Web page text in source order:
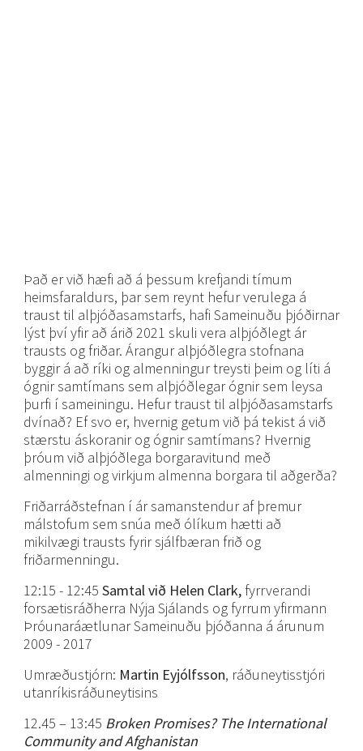
Það er við hæfi að á þessum krefjandi tímum
heimsfaraldurs, þar sem reynt hefur verulega á
traust til alþjóðasamstarfs, hafi Sameinuðu þjóðirnar
lýst því yfir að árið 2021 skuli vera alþjóðlegt ár
trausts og friðar. Árangur alþjóðlegra stofnana
byggir á að ríki og almenningur treysti þeim og líti á
ógnir samtímans sem alþjóðlegar ógnir sem leysa
þurfi í sameiningu. Hefur traust til alþjóðasamstarfs
dvínað? Ef svo er, hvernig getum við þá tekist á við
stærstu áskoranir og ógnir samtímans? Hvernig
þróum við alþjóðlega borgaravitund með
almenningi og virkjum almenna borgara til aðgerða?
Friðarráðstefnan í ár samanstendur af þremur
málstofum sem snúa með ólíkum hætti að
mikilvægi trausts fyrir sjálfbæran frið og
friðarmenningu.
12:15 - 12:45 Samtal við Helen Clark,fyrrverandi
forsætisráðherra Nýja Sjálands og fyrrum yfirmann
Þróunaráætlunar Sameinuðu þjóðanna á árunum
2009 - 2017
Umræðustjórn: Martin Eyjólfsson, ráðuneytisstjóri
utanríkisráðuneytisins
12.45 – 13:45 Broken Promises? The International
Community and Afghanistan